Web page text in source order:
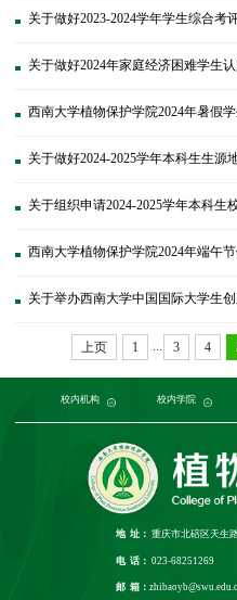
关于做好2023-2024学年学生综合考
西南大学植物保护学院2024年暑假
西南大学植物保护学院2024年端午
上页 1 ... 3 4
校内机构
党委组织部 党委宣传部 发展规划与学科建设部
校内学院
农学与生物科技学院 园艺园林学院 生命科学学院
中国农业大学 浙江大学 西北农林科技大学 南
中国农业科学院植物保护研究所 中国科学院植物
地 址： 重庆市北碚区天生
电 话： 023-68251269
邮 箱：